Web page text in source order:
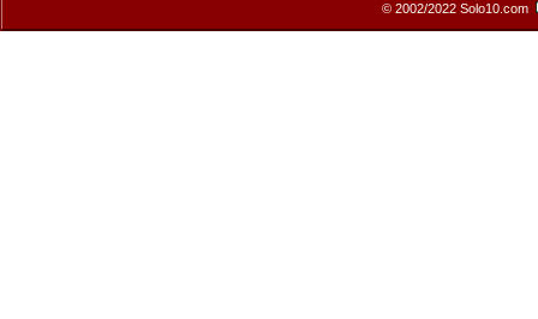
© 2002/2022 Solo10.com